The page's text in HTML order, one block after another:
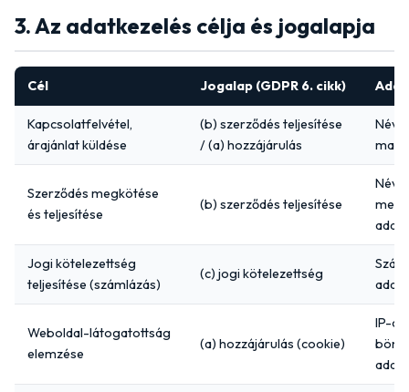
3. Az adatkezelés célja és jogalapja
Cél Jogalap (GDPR 6. cikk)
Kapcsolatfelvétel,
árajánlat küldése
(b) szerződés teljesítése
/ (a) hozzájárulás
Név,
mail,
Szerződés megkötése
és teljesítése
(b) szerződés teljesítése
Név,
Jogi kötelezettség
teljesítése (számlázás)
(c) jogi kötelezettség
Weboldal-látogatottság
elemzése
(a) hozzájárulás (cookie)
IP-